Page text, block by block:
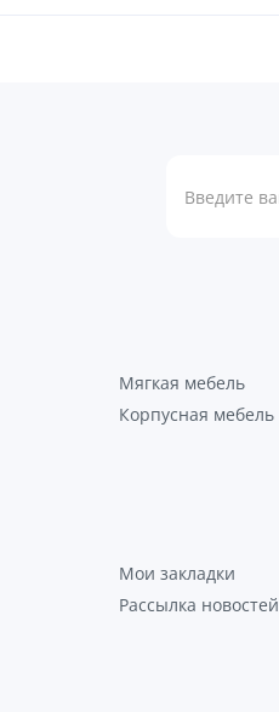
Мягкая мебель
Корпусная мебель
Мои закладки
Рассылка новостей